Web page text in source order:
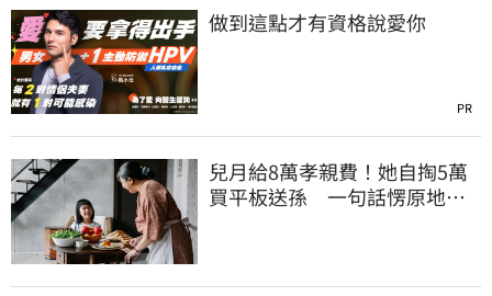
做到這點才有資格說愛你
PR
兒月給8萬孝親費！她自掏5萬
買平板送孫 一句話愣原地